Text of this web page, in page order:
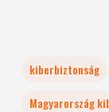
kiberbiztonság
Magyarország